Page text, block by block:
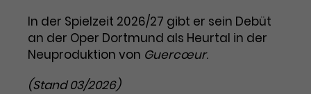
verschiedene Websites hinweg.
In der Spielzeit 2026/27 gibt er sein Debüt
an der Oper Dortmund als Heurtal in der
Neuproduktion von Guercœur.
(Stand 03/2026)